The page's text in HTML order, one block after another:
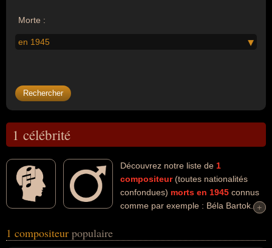
Morte :
en 1945
1 célébrité
Découvrez notre liste de 1
compositeur(toutes nationalités
confondues) morts en 1945 connus
comme par exemple : Béla Bartok...
variés dans les domaines de l'art, de l'enseignement, de la
+
+
1 compositeur populaire